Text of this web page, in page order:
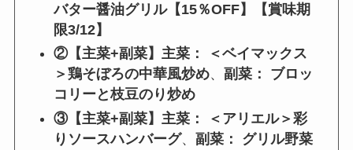
バター醤油グリル【15％OFF】【賞味期
限3/12】
②【主菜+副菜】主菜： ＜ベイマックス
＞鶏そぼろの中華風炒め、副菜： ブロッ
コリーと枝豆のり炒め
③【主菜+副菜】 主菜： ＜アリエル＞彩
りソースハンバーグ、副菜： グリル野菜